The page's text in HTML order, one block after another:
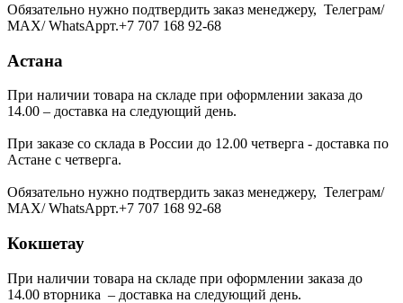
Обязательно нужно подтвердить заказ менеджеру, Телеграм/
МАХ/ WhatsAppт.+7 707 168 92-68
Астана
При наличии товара на складе при оформлении заказа до
14.00 – доставка на следующий день.
При заказе со склада в России до 12.00 четверга - доставка по
Астане с четверга.
Обязательно нужно подтвердить заказ менеджеру, Телеграм/
МАХ/ WhatsAppт.+7 707 168 92-68
Кокшетау
При наличии товара на складе при оформлении заказа до
14.00 вторника – доставка на следующий день.